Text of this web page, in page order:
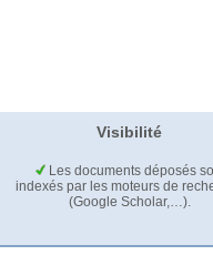
Visibilité
Les documents déposés
indexés par les moteurs de
(Google Scholar,…).